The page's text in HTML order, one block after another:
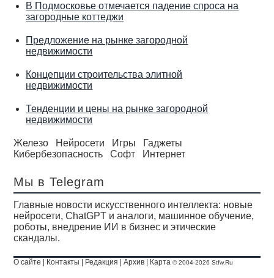
В Подмосковье отмечается падение спроса на
загородные коттеджи
Предложение на рынке загородной
недвижимости
Концепции строительства элитной
недвижимости
Тенденции и цены на рынке загородной
недвижимости
Железо Нейросети Игры
Гаджеты
Кибербезопасность
Софт Интернет
Мы в Telegram
Главные новости искусственного интеллекта: новые
нейросети, ChatGPT и аналоги, машинное обучение,
роботы, внедрение ИИ в бизнес и этические
скандалы.
О сайте Контакты Редакция |Архив Карта © 2004-2026 Stfw.Ru